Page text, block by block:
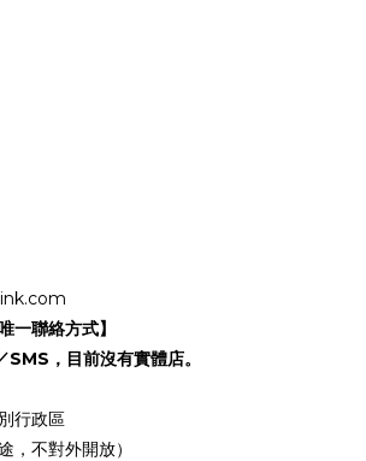
一聯絡方式】
，目前沒有實體店。
行政區
，不對外開放）